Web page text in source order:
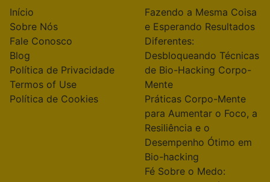
Início
Sobre Nós
Fale Conosco
Blog
Política de Privacidade
Termos of Use
Política de Cookies
Fazendo a Mesma Coisa
e Esperando Resultados
Diferentes:
Desbloqueando Técnicas
de Bio-Hacking Corpo-
Mente
Práticas Corpo-Mente
para Aumentar o Foco, a
Resiliência e o
Desempenho Ótimo em
Bio-hacking
Fé Sobre o Medo: